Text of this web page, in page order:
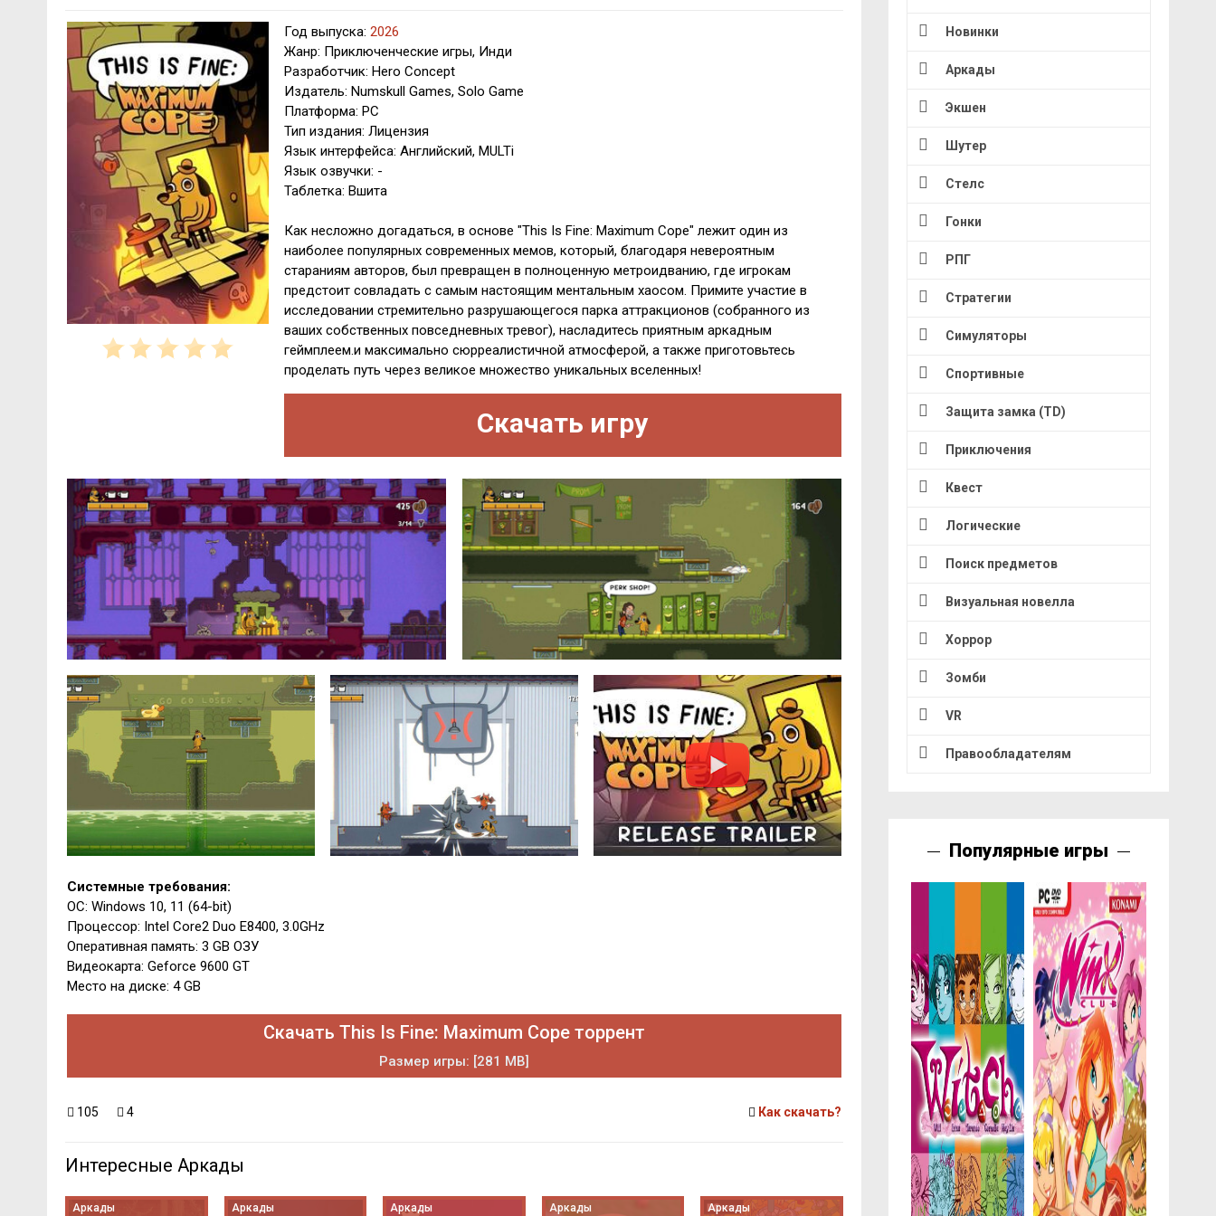
Год выпуска: 2026
Жанр: Приключенческие игры, Инди
Разработчик: Hero Concept
Издатель: Numskull Games, Solo Game
Платформа: PC
Тип издания: Лицензия
Язык интерфейса: Английский, MULTi
Язык озвучки: -
Таблетка: Вшита
Как несложно догадаться, в основе "This Is Fine: Maximum Cope" лежит один из
наиболее популярных современных мемов, который, благодаря невероятным
стараниям авторов, был превращен в полноценную метроидванию, где игрокам
предстоит совладать с самым настоящим ментальным хаосом. Примите участие в
исследовании стремительно разрушающегося парка аттракционов (собранного из
ваших собственных повседневных тревог), насладитесь приятным аркадным
геймплеем.и максимально сюрреалистичной атмосферой, а также приготовьтесь
проделать путь через великое множество уникальных вселенных!
Скачать игру
Системные требования:
ОС: Windows 10, 11 (64-bit)
Процессор: Intel Core2 Duo E8400, 3.0GHz
Оперативная память: 3 GB ОЗУ
Видеокарта: Geforce 9600 GT
Место на диске: 4 GB
Скачать This Is Fine: Maximum Cope торрент
Размер игры: [281 MB]
105 4 Как скачать?
Интересные Аркады
Аркады Аркады Аркады Аркады Аркады
Новинки
Аркады
Экшен
Шутер
Стелс
Гонки
РПГ
Стратегии
Симуляторы
Спортивные
Защита замка (TD)
Приключения
Квест
Логические
Поиск предметов
Визуальная новелла
Хоррор
Зомби
VR
Правообладателям
Популярные игры